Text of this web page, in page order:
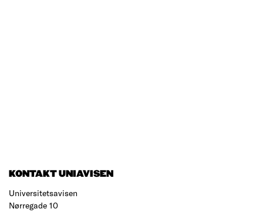
KONTAKT UNIAVISEN
Universitetsavisen
Nørregade 10